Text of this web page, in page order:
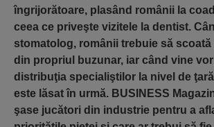
îngrijorătoare, plasând românii la
ceea ce priveşte vizitele la dentist.
stomatolog, românii trebuie să
din propriul buzunar, iar când vine
distribuţia specialiştilor la nivel de
este lăsat în urmă. BUSINESS
şase jucători din industrie pentru a